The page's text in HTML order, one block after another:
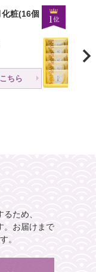
詳しくはこちら
粧(16個
ちら
ため、
お届けまで
。